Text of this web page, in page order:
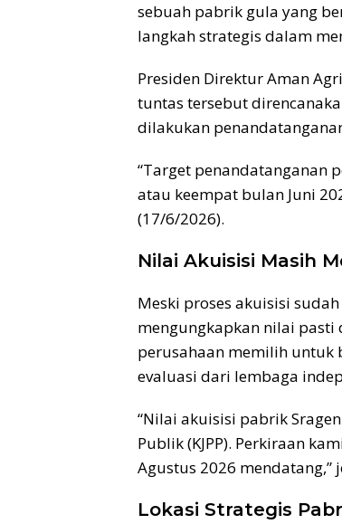
sebuah pabrik gula yang
langkah strategis dalam
Presiden Direktur Aman
tuntas tersebut
dilakukan
“Target penandatanganan
atau keempat bulan Juni
(17/6/2026).
Nilai Akuisisi Masih
Meski proses akuisisi
mengungkapkan nilai pasti
perusahaan memilih untuk
evaluasi dari lembaga
“Nilai akuisisi pabrik
Publik (KJPP). Perkiraan
Agustus 2026 mendatang,”
Lokasi Strategis